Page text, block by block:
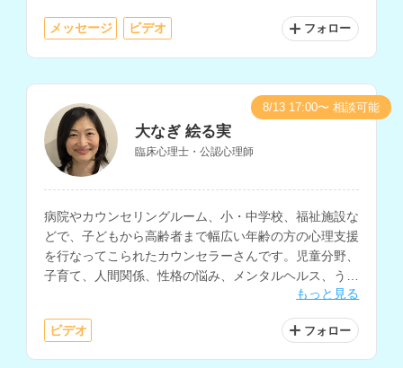
メッセージ ビデオ フォロー
大なぎ 絵る実
臨床心理士・公認心理師
病院やカウンセリングルーム、小・中学校、福祉施設な
どで、子どもから高齢者まで幅広い年齢の方の心理支援
を行なってこられたカウンセラーさんです。児童分野、
子育て、人間関係、性格の悩み、メンタルヘルス、うつ
等の相談を得意とされており、英語での相談も可能で
す。
もっと見る
ビデオ フォロー
8/13 17:00〜 相談可能